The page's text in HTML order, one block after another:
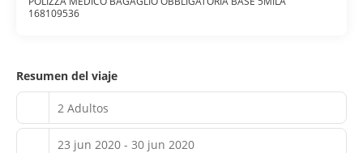
168109536
Resumen del viaje
2 Adultos
23 jun 2020 - 30 jun 2020